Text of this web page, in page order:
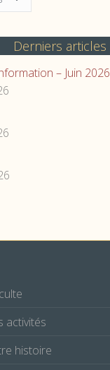
Derniers articles
– Juin 2026
activités
histoire